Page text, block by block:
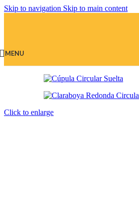
Skip to navigation Skip to main content
MENU
Click to enlarge